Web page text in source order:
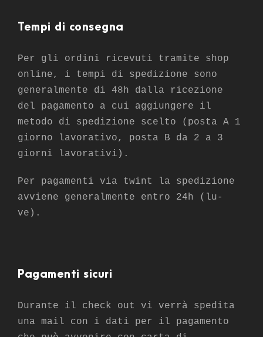
Tempi di consegna
Per gli ordini ricevuti tramite shop
online, i tempi di spedizione sono
generalmente di 48h dalla ricezione
del pagamento a cui aggiungere il
metodo di spedizione scelto (posta A 1
giorno lavorativo, posta B da 2 a 3
giorni lavorativi).
Per pagamenti via twint la spedizione
avviene generalmente entro 24h (lu-
ve).
Pagamenti sicuri
Durante il check out vi verrà spedita
una mail con i dati per il pagamento